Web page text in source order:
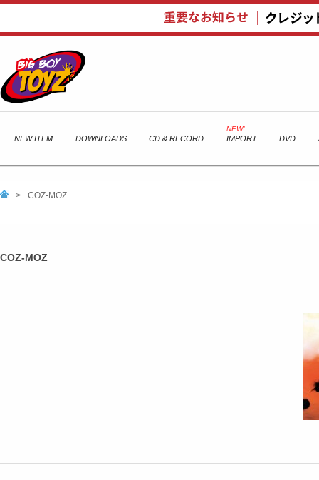
NEW ITEM DOWNLOADS CD & RECORD IMPORT DVD
> COZ-MOZ
COZ-MOZ